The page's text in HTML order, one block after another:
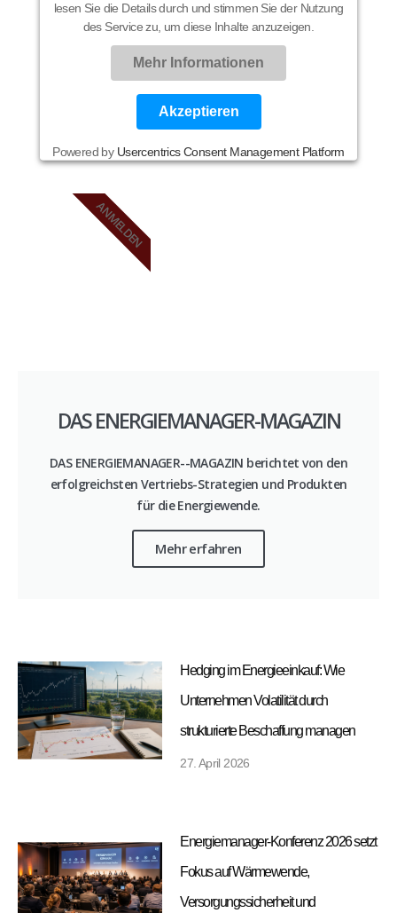
lesen Sie die Details durch und stimmen Sie der Nutzung
des Service zu, um diese Inhalte anzuzeigen.
Mehr Informationen
Akzeptieren
Powered by Usercentrics Consent Management Platform
DAS ENERGIEMANAGER-MAGAZIN
DAS ENERGIEMANAGER--MAGAZIN berichtet von den
erfolgreichsten Vertriebs-Strategien und Produkten
für die Energiewende.
Mehr erfahren
ANMELDEN
Hedging im Energieeinkauf: Wie
Unternehmen Volatilität durch
strukturierte Beschaffung managen
27. April 2026
Energiemanager-Konferenz 2026 setzt
Fokus auf Wärmewende,
Versorgungssicherheit und